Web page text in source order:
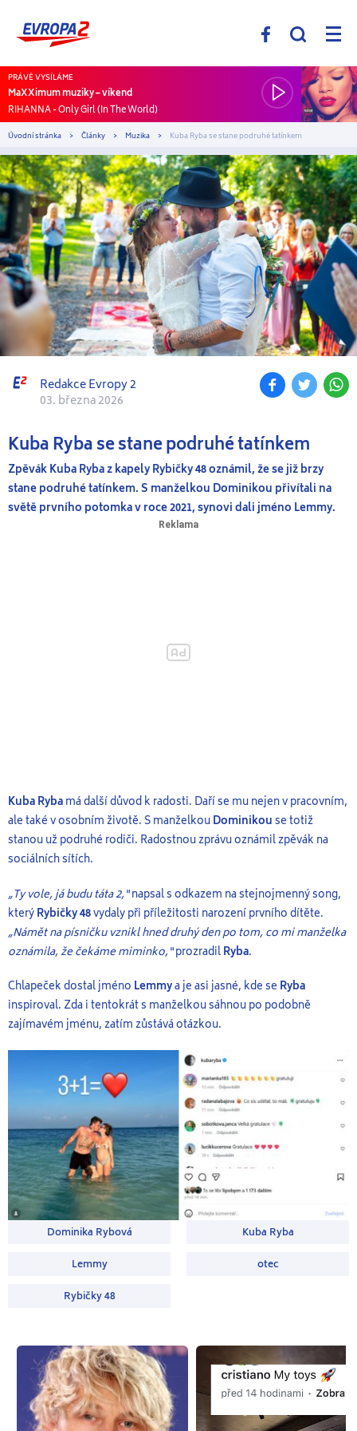
PRÁVĚ VYSÍLÁME
MaXXimum muziky – víkend
RIHANNA-Only Girl (In The World)
Úvodní stránka Články Muzika Kuba Ryba se stane podruhé tatínkem
Redakce Evropy 2
03. března 2026
Kuba Ryba se stane podruhé tatínkem
Zpěvák Kuba Ryba z kapely Rybičky 48 oznámil, že se již brzy
stane podruhé tatínkem. S manželkou Dominikou přivítali na
světě prvního potomka v roce 2021, synovi dali jméno Lemmy.
Kuba Ryba má další důvod k radosti. Daří se mu nejen v pracovním,
ale také v osobním životě. S manželkou Dominikou se totiž
stanou už podruhé rodiči. Radostnou zprávu oznámil zpěvák na
sociálních sítích.
„Ty vole, já budu táta 2,“napsal s odkazem na stejnojmenný song,
který Rybičky 48 vydaly při příležitosti narození prvního dítěte.
„Námět na písničku vznikl hned druhý den po tom, co mi manželka
oznámila, že čekáme miminko,“prozradil Ryba.
Chlapeček dostal jméno Lemmy a je asi jasné, kde se Ryba
inspiroval. Zda i tentokrát s manželkou sáhnou po podobně
zajímavém jménu, zatím zůstává otázkou.
Dominika Rybová Kuba Ryba
Lemmy otec
Rybičky 48